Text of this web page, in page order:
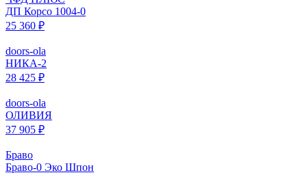
ДП Корсо 1004-0
25 360 ₽
doors-ola
НИКА-2
28 425 ₽
doors-ola
ОЛИВИЯ
37 905 ₽
Браво
Браво-0 Эко Шпон